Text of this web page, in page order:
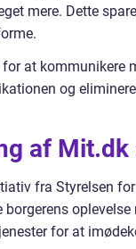
mere. Dette
at kommunikere
og
af Mit.dk
fra Styrelsen
for at